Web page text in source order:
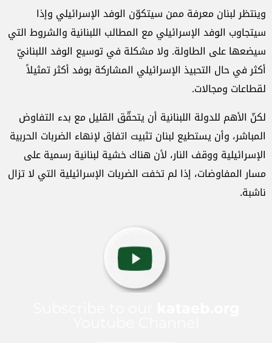
وينتظر لبنان معرفة ممن سيتكوّن الوفد الإسرائيلي وإذا
سيتجاوب الوفد الإسرائيلي مع المطالب اللبنانية والشروط التي
سيضعها على الطاولة. ولا مشكلة في توسيع الوفد اللبنانيّ
أكثر في حال التحبيذ الإسرائيلي المشاركة بوفد أكثر تمثيلاً
لقطاعات ومجالات.
لكنّ الأهم للدولة اللبنانية أن يتحقّق القليل مع بدء التفاوض
المباشر، وأن يستطيع لبنان تثبيت اتفاق لإنهاء الضربات الحربية
الإسرائيلية ووقف النار، لأن هناك خشية لبنانية رسمية على
مسار المفاوضات، إذا لم تخفت الضربات الإسرائيلية التي لا تزال
ناشبة.